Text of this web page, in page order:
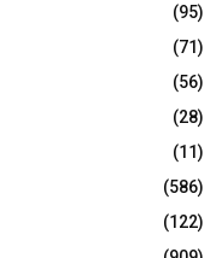
(95)
(71)
(56)
(28)
(11)
(586)
(122)